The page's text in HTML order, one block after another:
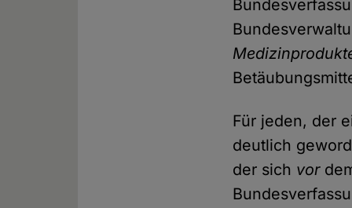
Für jeden, der
deutlich
der sich vor